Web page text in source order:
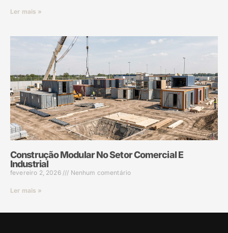
Ler mais »
Construção Modular No Setor Comercial E
Industrial
fevereiro 2, 2026 Nenhum comentário
Ler mais »